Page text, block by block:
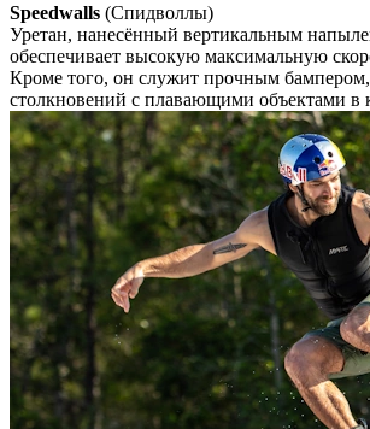
Speedwalls (Спидволлы)
Уретан, нанесённый вертикальным
обеспечивает высокую максимальную
Кроме того, он служит прочным
столкновений с плавающими объектами в